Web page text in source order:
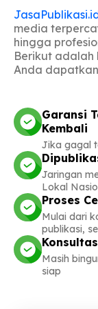
media
hingga
Berikut
Anda dapatkan
Garansi
Kembali
Jika gagal
Jaringan
Lokal
Proses
Mulai dari
publikasi,
Masih
siap